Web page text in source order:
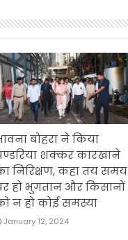
बोहरा ने किया
शक्कर कारखाने
निरिक्षण, कहा तय समय
हो भुगतान और किसानों
न हो कोई समस्या
January 12, 2024